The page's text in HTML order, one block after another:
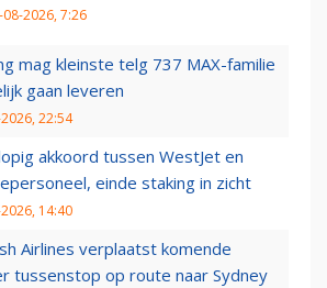
08-2026, 7:26
mag kleinste telg 737 MAX-familie
gaan leveren
22:54
akkoord tussen WestJet en
einde staking in zicht
14:40
Airlines verplaatst komende
tussenstop op route naar Sydney